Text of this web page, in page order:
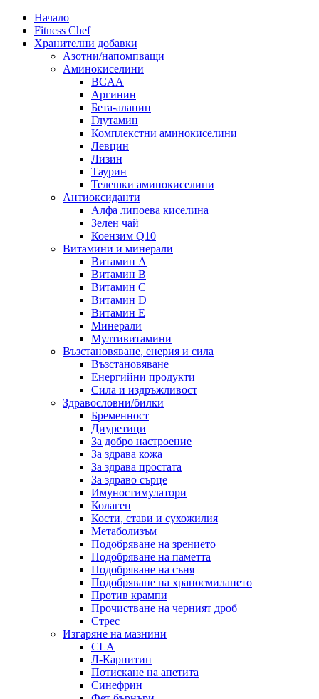
Начало
Fitness Chef
Хранителни добавки
Азотни/напомпващи
Аминокиселини
BCAA
Аргинин
Бета-аланин
Глутамин
Комплекстни аминокиселини
Левцин
Лизин
Таурин
Телешки аминокиселини
Антиоксиданти
Алфа липоева киселина
Зелен чай
Коензим Q10
Витамини и минерали
Витамин А
Витамин B
Витамин C
Витамин D
Витамин E
Минерали
Мултивитамини
Възстановяване, енерия и сила
Възстановяване
Енергийни продукти
Сила и издръжливост
Здравословни/билки
Бременност
Диуретици
За добро настроение
За здрава кожа
За здрава простата
За здраво сърце
Имуностимулатори
Колаген
Кости, стави и сухожилия
Метаболизъм
Подобряване на зрението
Подобряване на паметта
Подобряване на съня
Подобряване на храносмилането
Против крампи
Прочистване на черният дроб
Стрес
Изгаряне на мазнини
CLA
Л-Карнитин
Потискане на апетита
Синефрин